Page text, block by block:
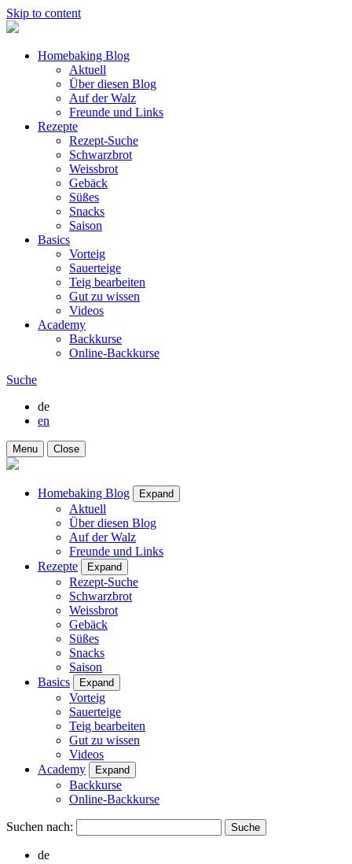
Skip to content
Homebaking Blog
Aktuell
Über diesen Blog
Auf der Walz
Freunde und Links
Rezepte
Rezept-Suche
Schwarzbrot
Weissbrot
Gebäck
Süßes
Snacks
Saison
Basics
Vorteig
Sauerteige
Teig bearbeiten
Gut zu wissen
Videos
Academy
Backkurse
Online-Backkurse
Suche
de
en
Menu Close
Homebaking Blog Expand
Aktuell
Über diesen Blog
Auf der Walz
Freunde und Links
Rezepte
Expand
Rezept-Suche
Schwarzbrot
Weissbrot
Gebäck
Süßes
Snacks
Saison
Basics
Expand
Vorteig
Sauerteige
Teig bearbeiten
Gut zu wissen
Videos
Academy
Expand
Backkurse
Online-Backkurse
Suchen nach:
de